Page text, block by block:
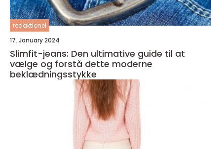
redaktionel
17. January 2024
Slimfit-jeans: Den ultimative guide til at
vælge og forstå dette moderne
beklædningsstykke